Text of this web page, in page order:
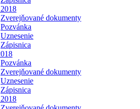
Zverejňované dokumenty
Pozvánka
Uznesenie
Zápisnica
Pozvánka
Zverejňované dokumenty
Uznesenie
Zápisnica